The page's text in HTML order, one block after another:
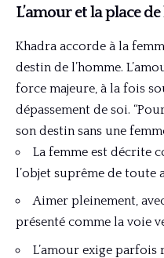
L’amour et la place
Khadra accorde à la
destin de l’homme.
force majeure, à la fois
dépassement de soi.
son destin sans une
La femme est décrite
l’objet suprême de toute
Aimer pleinement,
présenté comme la voie
L’amour exige